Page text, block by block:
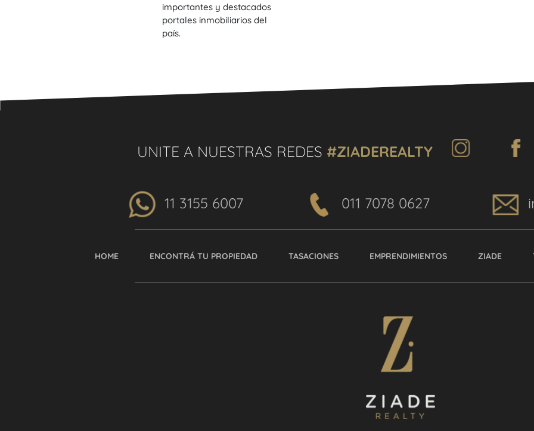
importantes y destacados
portales inmobiliarios del
país.
UNITE A NUESTRAS REDES #ZIADEREALTY
11 3155 6007 011 7078 0627
HOME ENCONTRÁ TU PROPIEDAD TASACIONES EMPRENDIMIENTOS ZIADE